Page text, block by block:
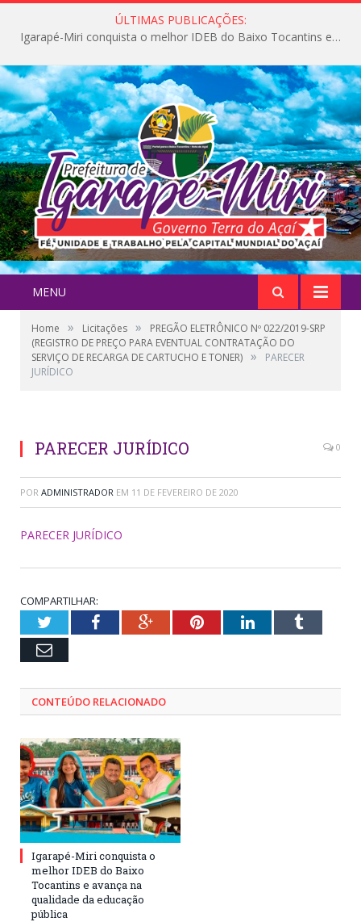
ÚLTIMAS PUBLICAÇÕES:
Igarapé-Miri conquista o melhor IDEB do Baixo Tocantins e avança na qualidade da educação pública
MENU
Home » Licitações »
PREGÃO ELETRÔNICO Nº 022/2019-SRP
(REGISTRO DE PREÇO PARA EVENTUAL CONTRATAÇÃO DO
SERVIÇO DE RECARGA DE CARTUCHO E TONER) »
PARECER
JURÍDICO
PARECER JURÍDICO 0
POR ADMINISTRADOR EM 11 DE FEVEREIRO DE 2020
PARECER JURÍDICO
COMPARTILHAR:
TwitterFacebookGoogle+PinterestLinkedInTumblr
Email
CONTEÚDO RELACIONADO
Igarapé-Miri conquista o
melhor IDEB do Baixo
Tocantins e avança na
qualidade da educação
pública